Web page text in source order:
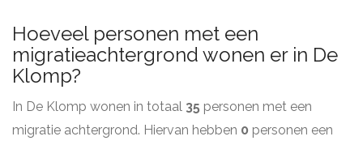
Hoeveel personen met een
migratieachtergrond wonen er in De
Klomp?
In De Klomp wonen in totaal 35 personen met een
migratie achtergrond. Hiervan hebben 0 personen een